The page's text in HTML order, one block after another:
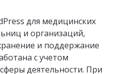
для медицинских
и организаций,
и поддержание
с учетом
деятельности. При